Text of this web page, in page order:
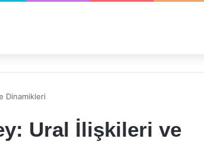
Dinamikleri
Ural İlişkileri ve